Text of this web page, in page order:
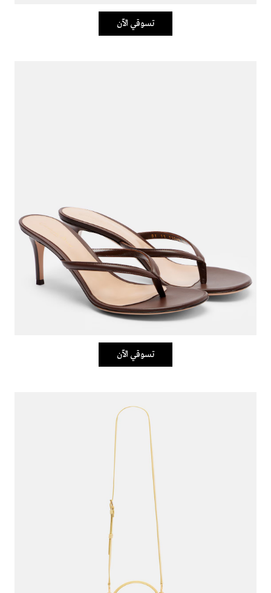
تسوقي الآن
تسوقي الآن